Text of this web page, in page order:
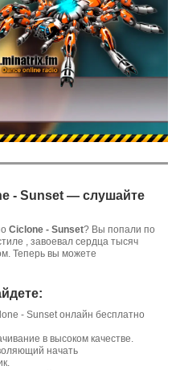
- Sunset — слушайте
Ciclone - Sunset? Вы попали по
, завоевал сердца тысяч
Теперь вы можете
- Sunset онлайн бесплатно
в высоком качестве.
начать